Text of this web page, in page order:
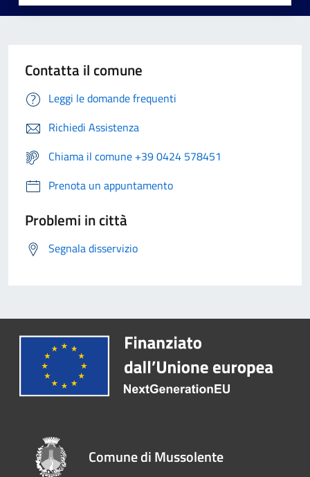
Contatta il comune
Leggi le domande frequenti
Richiedi Assistenza
Chiama il comune +39 0424 578451
Prenota un appuntamento
Problemi in città
Segnala disservizio
Comune di Mussolente